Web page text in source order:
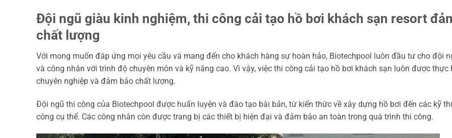
Đội ngũ giàu kinh nghiệm, thi công cải tạo hồ bơi khách sạn resort
chất lượng
Với mong muốn đáp ứng mọi yêu cầu và mang đến cho khách hàng sự hoàn hảo, Biotechpool luôn đầu tư cho đội
và công nhân với trình độ chuyên môn và kỹ năng cao. Vì vậy, việc thi công cải tạo hồ bơi khách sạn luôn được thực
chuyên nghiệp và đảm bảo chất lượng.
Đội ngũ thi công của Biotechpool được huấn luyện và đào tạo bài bản, từ kiến thức về xây dựng hồ bơi đến các kỹ
công cụ thể. Các công nhân còn được trang bị các thiết bị hiện đại và đảm bảo an toàn trong quá trình thi công.